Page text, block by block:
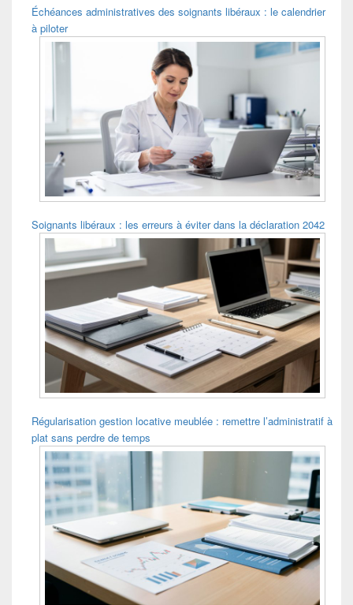
Échéances administratives des soignants libéraux : le calendrier
à piloter
Soignants libéraux : les erreurs à éviter dans la déclaration 2042
Régularisation gestion locative meublée : remettre l’administratif à
plat sans perdre de temps